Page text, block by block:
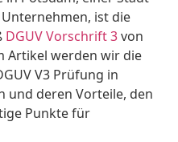
ist die
DGUV Vorschrift 3von
Artikel werden wir die
V3 Prüfung in
und deren Vorteile, den
Punkte für